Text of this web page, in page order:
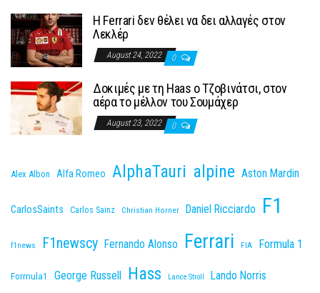
H Ferrari δεν θέλει να δει αλλαγές στον
Λεκλέρ
August 24, 2022 0
Δοκιμές με τη Haas o Τζοβινάτσι, στον
αέρα το μέλλον του Σουμάχερ
August 23, 2022 0
Alex Albon Alfa Romeo AlphaTauri alpine Aston Mardin
CarlosSaints Carlos Sainz Christian Horner Daniel Ricciardo F1
f1news F1newscy Fernando Alonso Ferrari FIA Formula 1
Formula1 George Russell Hass Lance Stroll Lando Norris